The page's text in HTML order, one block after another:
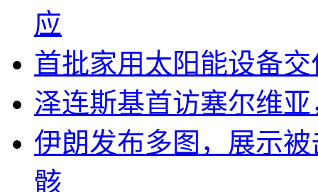
应
首批家用太阳能设备
泽连斯基首访塞尔维
伊朗发布多图，展示
骸